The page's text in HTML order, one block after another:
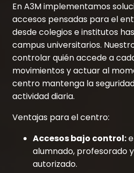
En A3M implementamos
accesos pensadas para el
desde colegios e institutos
campus universitarios.
controlar quién accede a
movimientos y actuar al
centro mantenga la
actividad diaria.
Ventajas para el centro:
Accesos bajo control:
alumnado, profesorado
autorizado.